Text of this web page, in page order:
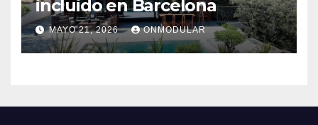
incluido en Barcelona
MAYO 21, 2026 ONMODULAR